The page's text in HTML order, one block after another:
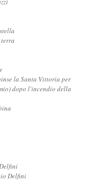
la Santa Vittoria per
dopo l'incendio della
Delfini